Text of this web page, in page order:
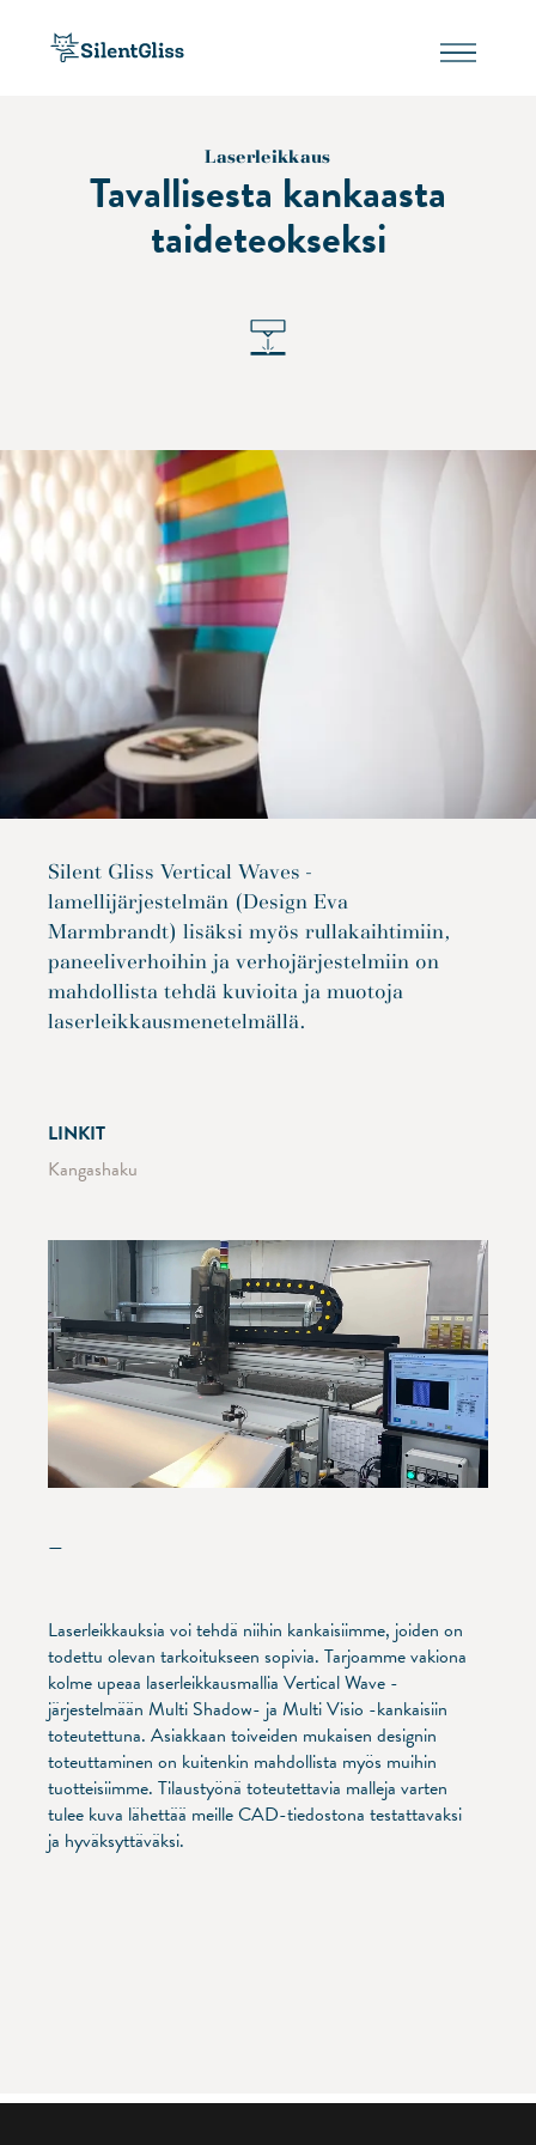
Laserleikkaus
Tavallisesta kankaasta
taideteokseksi
Silent Gliss Vertical Waves -
lamellijärjestelmän (Design Eva
Marmbrandt) lisäksi myös rullakaihtimiin,
paneeliverhoihin ja verhojärjestelmiin on
mahdollista tehdä kuvioita ja muotoja
laserleikkausmenetelmällä.
LINKIT
Kangashaku
—
Laserleikkauksia voi tehdä niihin kankaisiimme, joiden on
todettu olevan tarkoitukseen sopivia. Tarjoamme vakiona
kolme upeaa laserleikkausmallia Vertical Wave -
järjestelmään Multi Shadow- ja Multi Visio -kankaisiin
toteutettuna. Asiakkaan toiveiden mukaisen designin
toteuttaminen on kuitenkin mahdollista myös muihin
tuotteisiimme. Tilaustyönä toteutettavia malleja varten
tulee kuva lähettää meille CAD-tiedostona testattavaksi
ja hyväksyttäväksi.